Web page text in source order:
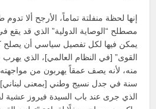
إنها لحظة منفلتة تماماً، الأرجح ألا
مصطلح “الوصاية الدولية” الذي قد يقع
يمكن فيها لكل تفصيل سياسي أن يصلح
القوى” [في النظام العالمي]، الذي
منه، لأنه يصف عمقاً يهربون من
سنة في جدل نسيج وطني [بمعنى
الذي جرى عند باب السيدة فيروز عشية